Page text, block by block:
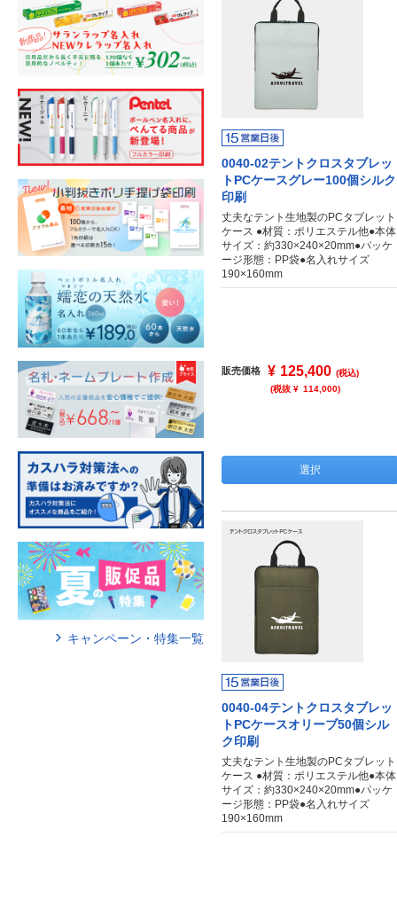
0040-02テントクロスタブレッ
トPCケースグレー100個シルク
印刷
丈夫なテント生地製のPCタブレット
ケース ●材質：ポリエステル他●本体
サイズ：約330×240×20mm●パッケ
ージ形態：PP袋●名入れサイズ
190×160mm
販売価格 ¥ 125,400 (税込)
(税抜 ¥ 114,000)
選択
0040-04テントクロスタブレッ
トPCケースオリーブ50個シル
ク印刷
丈夫なテント生地製のPCタブレット
ケース ●材質：ポリエステル他●本体
サイズ：約330×240×20mm●パッケ
ージ形態：PP袋●名入れサイズ
190×160mm
キャンペーン・特集一覧